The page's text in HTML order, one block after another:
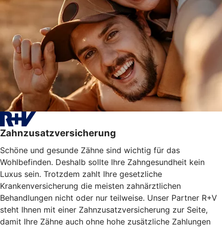
Zahnzusatzversicherung
Schöne und gesunde Zähne sind wichtig für das
Wohlbefinden. Deshalb sollte Ihre Zahngesundheit kein
Luxus sein. Trotzdem zahlt Ihre gesetzliche
Krankenversicherung die meisten zahnärztlichen
Behandlungen nicht oder nur teilweise. Unser Partner R+V
steht Ihnen mit einer Zahnzusatzversicherung zur Seite,
damit Ihre Zähne auch ohne hohe zusätzliche Zahlungen